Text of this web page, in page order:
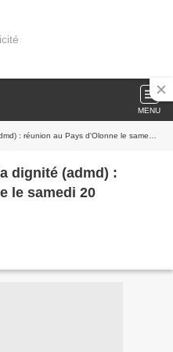
MENU
au Pays d'Olonne le samedi 20 septembre 2014
dignité (admd) :
le samedi 20